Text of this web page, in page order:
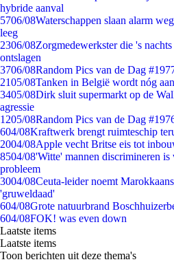
hybride aanval
5706/08Waterschappen slaan alarm
leeg
2306/08Zorgmedewerkster die 's
ontslagen
3706/08Random Pics van de Dag
2105/08Tanken in België wordt nóg
3405/08Dirk sluit supermarkt op de
agressie
1205/08Random Pics van de Dag
604/08Kraftwerk brengt ruimteschip
2004/08Apple vecht Britse eis tot
8504/08'Witte' mannen discrimineren
probleem
3004/08Ceuta-leider noemt
'gruweldaad'
604/08Grote natuurbrand
604/08FOK! was even down
Laatste items
Laatste items
Toon berichten uit deze thema's